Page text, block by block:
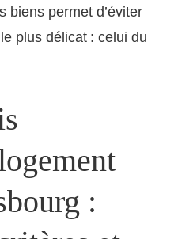
biens permet d’éviter
plus délicat : celui du
: